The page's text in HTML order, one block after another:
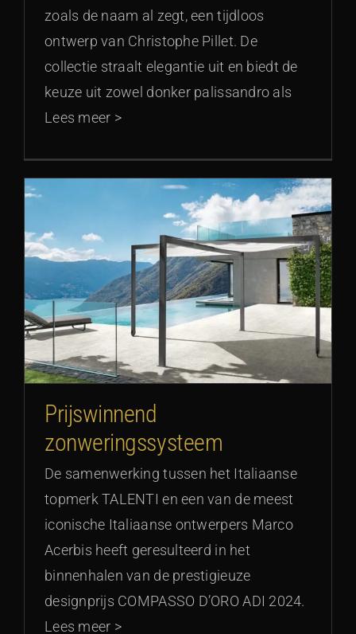
zoals de naam al zegt, een tijdloos
ontwerp van Christophe Pillet. De
collectie straalt elegantie uit en biedt de
keuze uit zowel donker palissandro als
Lees meer >
Prijswinnend
zonweringssysteem
De samenwerking tussen het Italiaanse
topmerk TALENTI en een van de meest
iconische Italiaanse ontwerpers Marco
Acerbis heeft geresulteerd in het
binnenhalen van de prestigieuze
designprijs COMPASSO D’ORO ADI 2024.
Lees meer >